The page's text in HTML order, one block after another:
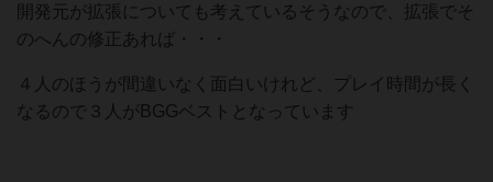
開発元が拡張についても考えているそうなので、拡張でそ
のへんの修正あれば・・・
４人のほうが間違いなく面白いけれど、プレイ時間が長く
なるので３人がBGGベストとなっています